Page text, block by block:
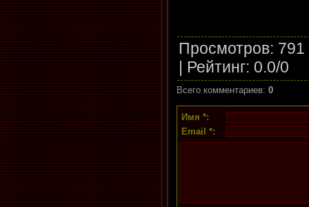
Просмотров:
| Рейтинг: 0.0/0
Всего комментариев: 0
Имя *:
Email *: